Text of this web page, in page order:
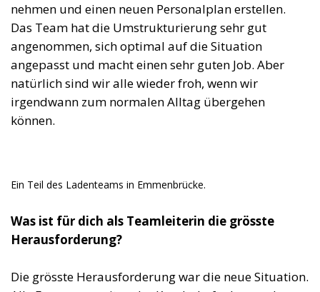
nehmen und einen neuen Personalplan erstellen.
Das Team hat die Umstrukturierung sehr gut
angenommen, sich optimal auf die Situation
angepasst und macht einen sehr guten Job. Aber
natürlich sind wir alle wieder froh, wenn wir
irgendwann zum normalen Alltag übergehen
können.
Ein Teil des Ladenteams in Emmenbrücke.
Was ist für dich als Teamleiterin die grösste
Herausforderung?
Die grösste Herausforderung war die neue Situation.